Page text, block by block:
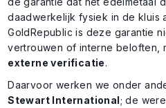
daadwerkelijk fysiek in de kluis
GoldRepublic is deze garantie
vertrouwen of interne beloften,
externe verificatie.
Daarvoor werken we onder
Stewart International; de